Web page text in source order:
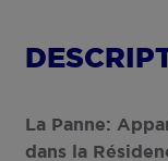
La Panne:
dans la